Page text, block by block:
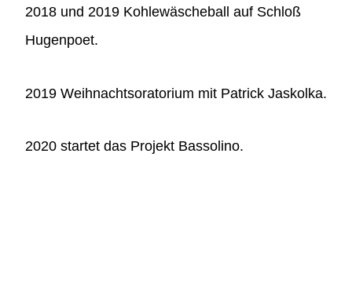
2018 und 2019 Kohlewäscheball auf Schloß
Hugenpoet.
2019 Weihnachtsoratorium mit Patrick Jaskolka.
2020 startet das Projekt Bassolino.